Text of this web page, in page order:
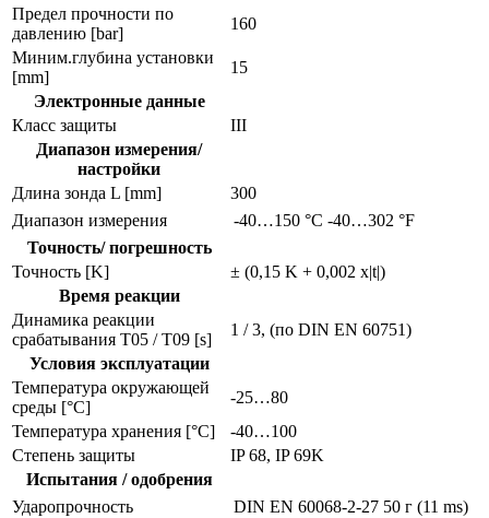
Предел прочности по
давлению [bar]
160
Миним.глубина установки
[mm]
15
Электронные данные
Класс защиты
III
Диапазон измерения/
настройки
Длина зонда L [mm]
300
Диапазон измерения
-40…150 °C -40…302 °F
Точность/ погрешность
Точность [K]
± (0,15 K + 0,002 x|t|)
Время реакции
Динамика реакции
срабатывания T05 / T09 [s]
1 / 3, (по DIN EN 60751)
Условия эксплуатации
Температура окружающей
среды [°C]
-25…80
Температура хранения [°C]
-40…100
Степень защиты
IP 68, IP 69K
Испытания / одобрения
Ударопрочность
DIN EN 60068-2-27 50 г (11 ms)